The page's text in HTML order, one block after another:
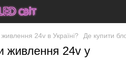
24v в Україні? Де купити
живлення 24v у